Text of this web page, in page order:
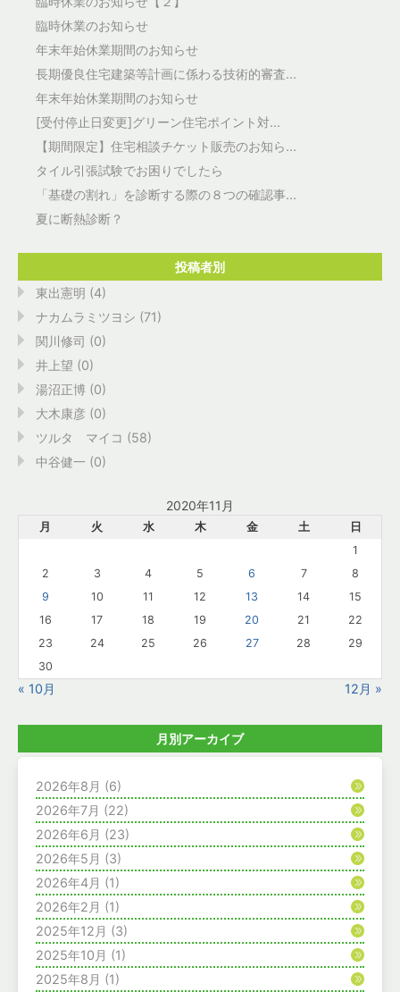
臨時休業のお知らせ
年末年始休業期間のお知らせ
長期優良住宅建築等計画に係わる技術的審査...
年末年始休業期間のお知らせ
[受付停止日変更]グリーン住宅ポイント対...
【期間限定】住宅相談チケット販売のお知ら...
タイル引張試験でお困りでしたら
「基礎の割れ」を診断する際の８つの確認事...
夏に断熱診断？
投稿者別
東出憲明 (4)
ナカムラミツヨシ (71)
関川修司 (0)
井上望 (0)
湯沼正博 (0)
大木康彦 (0)
ツルタ マイコ (58)
中谷健一 (0)
2020年11月
月 火 水 木 金 土
日
1
2
3 4 5 6 7
8
9
10 11 12 13 14
15
16
17 18 19 20 21
22
23
24 25 26 27 28
29
30
« 10月 12月 »
月別アーカイブ
2026年8月 (6)
2026年7月 (22)
2026年6月 (23)
2026年5月 (3)
2026年4月 (1)
2026年2月 (1)
2025年12月 (3)
2025年10月 (1)
2025年8月 (1)